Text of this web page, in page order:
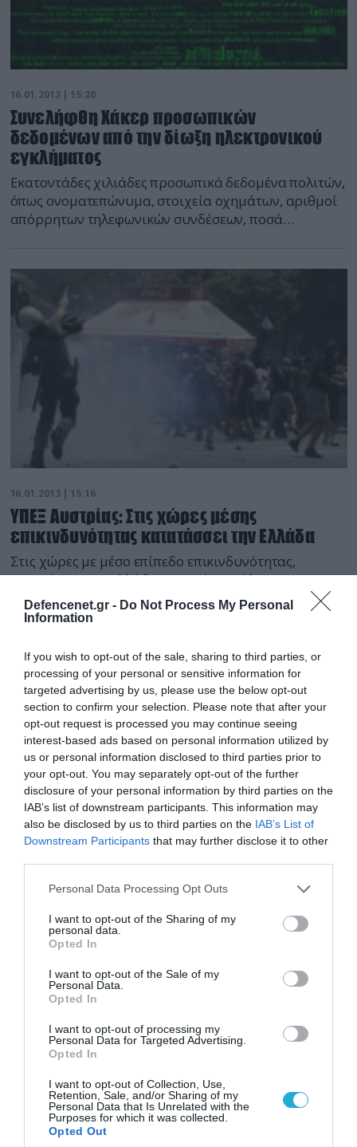
Defencenet.gr - Do Not Process My Personal
Information
If you wish to opt-out of the sale, sharing to third parties, or
processing of your personal or sensitive information for
targeted advertising by us, please use the below opt-out
section to confirm your selection. Please note that after your
opt-out request is processed you may continue seeing
interest-based ads based on personal information utilized by
us or personal information disclosed to third parties prior to
your opt-out. You may separately opt-out of the further
disclosure of your personal information by third parties on the
IAB’s list of downstream participants. This information may
also be disclosed by us to third parties on the IAB’s List of
Downstream Participants that may further disclose it to other
Please note that this website/app uses one or more Google
not limited to your visit or usage behaviour. You may click to
grant or deny consent to Google and its third-party tags to
use your data for below specified purposes in below Google
consent section.
Personal Data Processing Opt Outs
I want to opt-out of the Sharing of my
personal data.
Opted In
I want to opt-out of the Sale of my
Personal Data.
Opted In
I want to opt-out of processing my
Personal Data for Targeted Advertising.
Opted In
I want to opt-out of Collection, Use,
Retention, Sale, and/or Sharing of my
Personal Data that Is Unrelated with the
Purposes for which it was collected.
Opted Out
16.01.2013 | 15:20
Συνελήφθη Χάκερ προσωπικών
δεδομένων από την δίωξη ηλεκτρονικού
εγκλήματος
Εκατοντάδες χιλιάδες προσωπικά δεδομένα πολιτών,
όπως ονοματεπώνυμα, στοιχεία οχημάτων, αριθμοί
απόρρητων τηλεφωνικών συνδέσεων, ποσά
Ηλεκτρονικού Εγκλήματος, σε εταιρεία η οποία
δραστηριοποιείται στον χώρο της επικοινωνίας,
κατά τη διάρκεια έρευνας που πραγματοποιήθηκε
χτες στα γραφεία της, μετά από πληροφορίες ότι η
εταιρεία εμπορεύεται παράνομα, δεδομένα
προσωπικού […]
16.01.2013 | 15:16
ΥΠΕΞ Αυστρίας: Στις χώρες μέσης
επικινδυνότητας κατατάσσει την Ελλάδα
Στις χώρες με μέσο επίπεδο επικινδυνότητας,
κατατάσσει την Ελλάδα σχετικός κατάλογος που
παραθέτει σε σημερινό δημοσίευμά της, με τίτλο «Οι
πλέον επικίνδυνες χώρες του κόσμου» η αυστριακή
«ταξιδιωτικές οδηγίες» στην ιστοσελίδα του
αυστριακού υπουργείου Εξωτερικών. Στο
δημοσίευμά της, η «Ντερ Στάνταρντ» επικαλούμενη
τον αποκαλούμενο «Risk Map» της βρετανική
εταιρείας Control […]
Δολοφονία καταγγέλλει ο πατέρας
26χρονου προγραμματιστή τις ΗΠΑ
Ο πατέρας του ακτιβιστή της ελεύθερης διακίνησης
ευθέως τους αμερικανούς εισαγγελείς για τον χαμό
του παιδιού του. Ο 26χρονος Aaron Swartz βρέθηκε
να αποδίδονται σε αυτοκτονία. Ο Swartz είχε
διαδραματίσει σημαίνοντα ρόλο στον σχεδιασμό